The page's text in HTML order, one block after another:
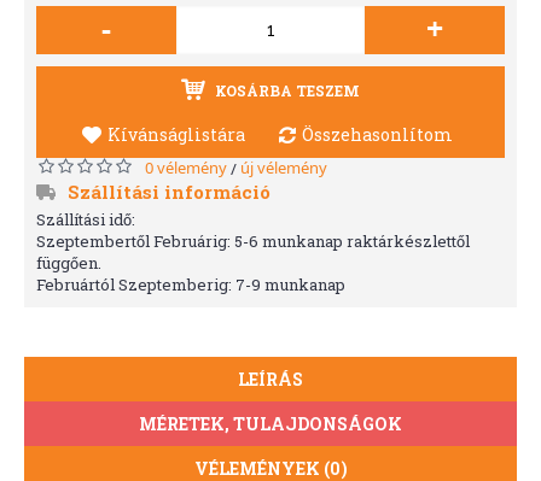
- +
KOSÁRBA TESZEM
Kívánságlistára Összehasonlítom
0 vélemény/ új vélemény
Szállítási információ
Szállítási idő:
Szeptembertől Februárig: 5-6 munkanap raktárkészlettől
függően.
Februártól Szeptemberig: 7-9 munkanap
LEÍRÁS
MÉRETEK, TULAJDONSÁGOK
VÉLEMÉNYEK (0)